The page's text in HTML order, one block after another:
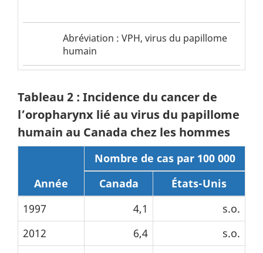
Abréviation
1
Abréviation : VPH, virus du papillome
humain
Tableau 2 : Incidence du cancer de
l’oropharynx lié au virus du papillome
humain au Canada chez les hommes
Année
Nombre de cas par 100 000
Canada
États-Unis
1997
4,1
s.o.
2012
6,4
s.o.